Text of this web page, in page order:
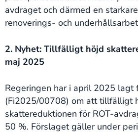
avdraget och därmed en
renoverings- och
2. Nyhet: Tillfälligt höjd
maj 2025
Regeringen har i april 2025 lagt
(Fi2025/00708) om att tillfälligt
skattereduktionen för ROT-
50 %. Förslaget gäller under